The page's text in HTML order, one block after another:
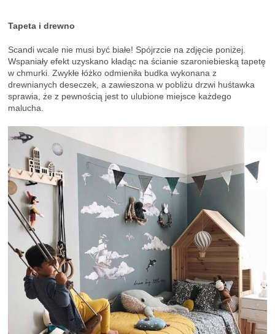
Tapeta i drewno
Scandi wcale nie musi być białe! Spójrzcie na zdjęcie poniżej.
Wspaniały efekt uzyskano kładąc na ścianie szaroniebieską tapetę
w chmurki. Zwykłe łóżko odmieniła budka wykonana z
drewnianych deseczek, a zawieszona w pobliżu drzwi huśtawka
sprawia, że z pewnością jest to ulubione miejsce każdego
malucha.